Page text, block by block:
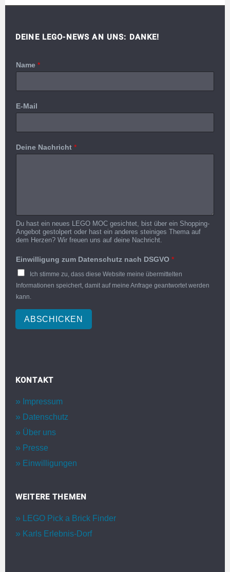
DEINE LEGO-NEWS AN UNS: DANKE!
Name *
E-Mail
Deine Nachricht *
Du hast ein neues LEGO MOC gesichtet, bist über ein Shopping-
Angebot gestolpert oder hast ein anderes steiniges Thema auf
dem Herzen? Wir freuen uns auf deine Nachricht.
Einwilligung zum Datenschutz nach DSGVO *
Ich stimme zu, dass diese Website meine übermittelten
Informationen speichert, damit auf meine Anfrage geantwortet werden
kann.
ABSCHICKEN
KONTAKT
Impressum
Datenschutz
Über uns
Presse
Einwilligungen
WEITERE THEMEN
LEGO Pick a Brick Finder
Karls Erlebnis-Dorf